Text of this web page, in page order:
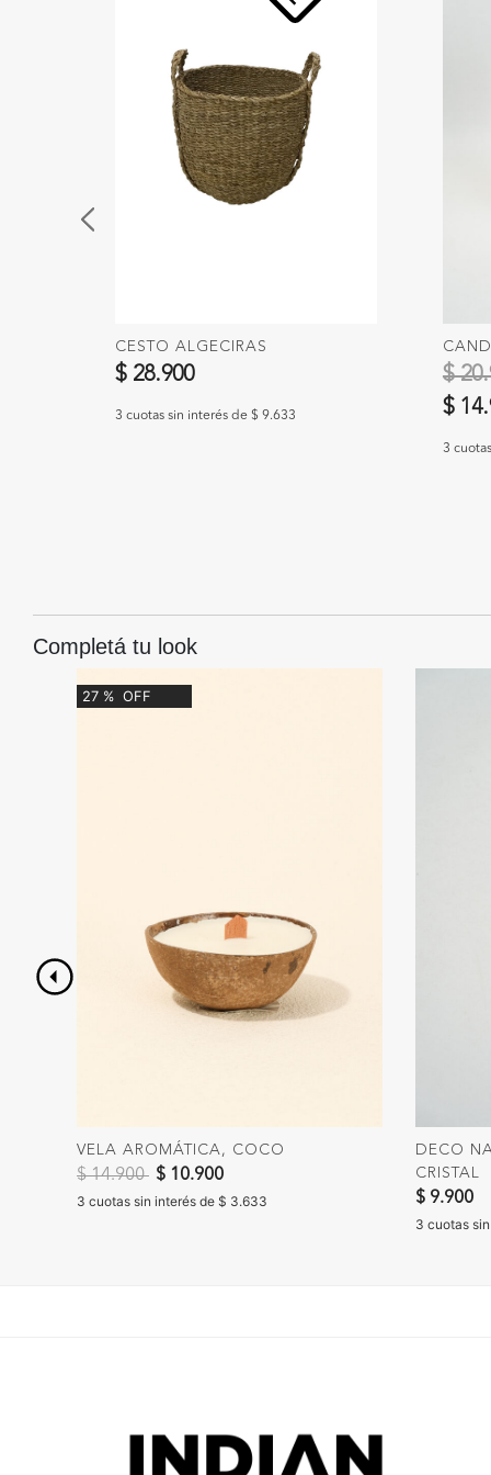
CESTO ALGECIRAS
$ 28.900
3 cuotas sin interés de $ 9.633
$
$
3
Completá tu look
27 % OFF
VELA AROMÁTICA, COCO
Precio reducido de
$ 14.900a$ 10.900
3 cuotas sin interés de $ 3.633
DECO
CRISTAL
$ 9.900
3 cuotas